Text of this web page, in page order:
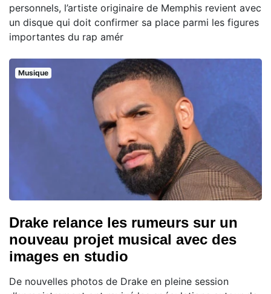
personnels, l’artiste originaire de Memphis revient avec
un disque qui doit confirmer sa place parmi les figures
importantes du rap amér
Musique
Drake relance les rumeurs sur un
nouveau projet musical avec des
images en studio
De nouvelles photos de Drake en pleine session